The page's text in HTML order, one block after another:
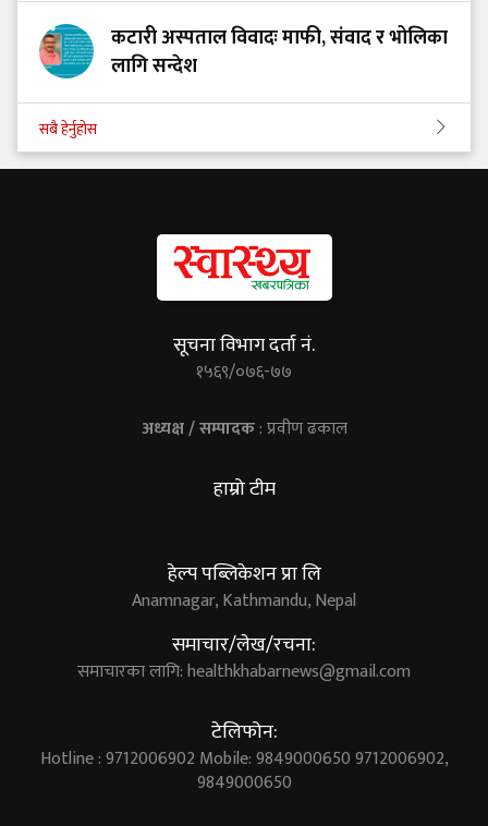
कटारी अस्पताल विवादः माफी, संवाद र भोलिका
लागि सन्देश
सबै हेर्नुहोस
सूचना विभाग दर्ता नं.
१५६९/०७६-७७
अध्यक्ष / सम्पादक: प्रवीण ढकाल
हाम्रो टीम
हेल्प पब्लिकेशन प्रा लि
Anamnagar, Kathmandu, Nepal
समाचार/लेख/रचना:
समाचारका लागि:healthkhabarnews@gmail.com
टेलिफोन:
Hotline : 9712006902 Mobile: 9849000650 9712006902,
9849000650